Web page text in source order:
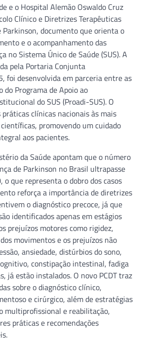
e o Hospital Alemão Oswaldo Cruz
Clínico e Diretrizes Terapêuticas
Parkinson, documento que orienta o
e o acompanhamento das
no Sistema Único de Saúde (SUS). A
pela Portaria Conjunta
foi desenvolvida em parceria entre as
Programa de Apoio ao
do SUS (Proadi-SUS). O
clínicas nacionais às mais
promovendo um cuidado
aos pacientes.
da Saúde apontam que o número
de Parkinson no Brasil ultrapasse
que representa o dobro dos casos
reforça a importância de diretrizes
o diagnóstico precoce, já que
identificados apenas em estágios
prejuízos motores como rigidez,
movimentos e os prejuízos não
ansiedade, distúrbios do sono,
constipação intestinal, fadiga
já estão instalados. O novo PCDT traz
sobre o diagnóstico clínico,
e cirúrgico, além de estratégias
multiprofissional e reabilitação,
práticas e recomendações